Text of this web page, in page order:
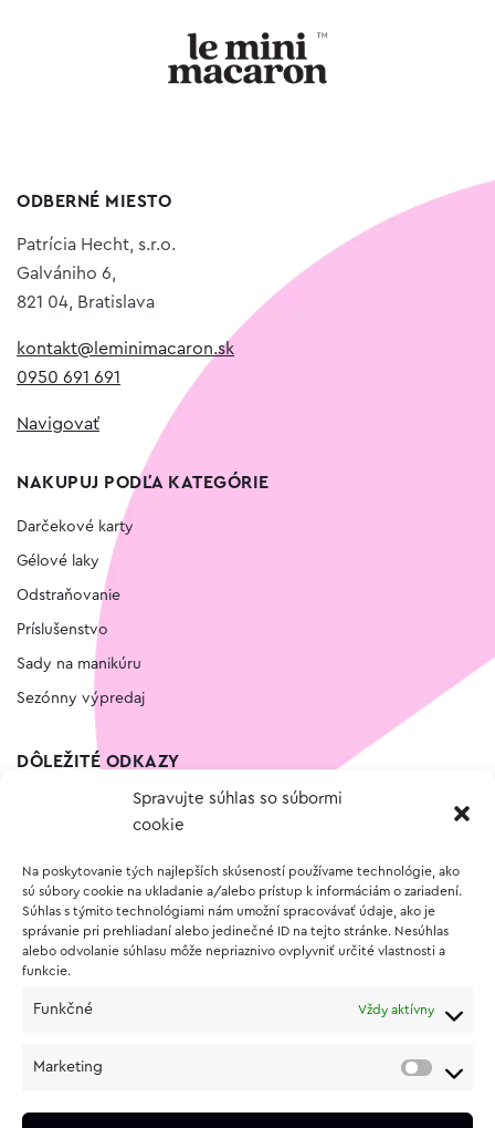
Spravujte súhlas so súbormi
cookie
Na poskytovanie tých najlepších skúseností používame technológie, ako
sú súbory cookie na ukladanie a/alebo prístup k informáciám o zariadení.
Súhlas s týmito technológiami nám umožní spracovávať údaje, ako je
správanie pri prehliadaní alebo jedinečné ID na tejto stránke. Nesúhlas
alebo odvolanie súhlasu môže nepriaznivo ovplyvniť určité vlastnosti a
funkcie.
Funkčné Vždy aktívny
Marketing
ODBERNÉ MIESTO
Patrícia Hecht, s.r.o.
Galvániho 6,
821 04, Bratislava
kontakt@leminimacaron.sk
0950 691 691
Navigovať
NAKUPUJ PODĽA KATEGÓRIE
Darčekové karty
Gélové laky
Odstraňovanie
Príslušenstvo
Sady na manikúru
Sezónny výpredaj
DÔLEŽITÉ ODKAZY
Vernostný program
O NÁKUPE
Vrátenie a reklamácia tovaru